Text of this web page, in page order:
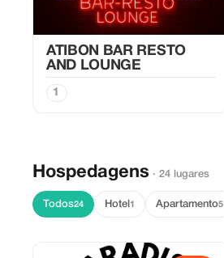
ATIBON BAR RESTO
AND LOUNGE
1
Hospedagens · 24 lugares
Todos24 Hotel 1 Apartamento5